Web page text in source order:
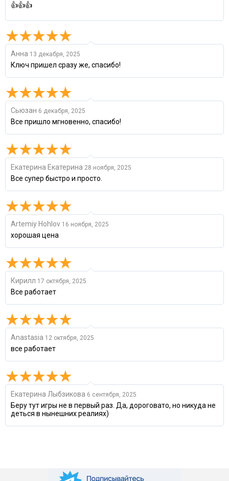
👍👍👍
Анна 13 декабря, 2025
Ключ пришел сразу же, спасибо!
Сьюзан 6 декабря, 2025
Все пришло мгновенно, спасибо!
Екатерина Екатерина 28 ноября, 2025
Все супер быстро и просто.
Artemiy Hohlov 16 ноября, 2025
хорошая цена
Кирилл 17 октября, 2025
Все работает
Anastasia 12 октября, 2025
все работает
Екатерина Лыбзикова 6 сентября, 2025
Беру тут игры не в первый раз. Да, дороговато, но никуда не
деться в нынешних реалиях)